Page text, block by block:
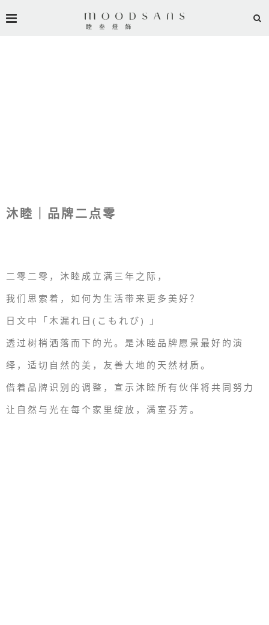
沐睦｜品牌二点零
二零二零，沐睦成立满三年之际，
我们思索着，如何为生活带来更多美好？
日文中「木漏れ日(こもれび) 」
透过树梢洒落而下的光。是沐睦品牌愿景最好的演
绎，适切自然的美，友善大地的天然材质。
借着品牌识别的调整，宣示沐睦所有伙伴将共同努力
让自然与光在每个家里绽放，满室芬芳。